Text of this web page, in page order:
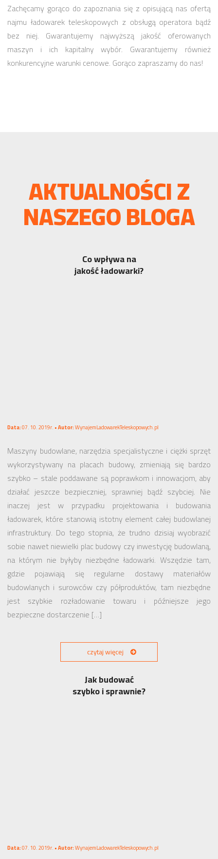
Zachęcamy gorąco do zapoznania się z opisującą nas ofertą
najmu ładowarek teleskopowych z obsługą operatora bądź
bez niej. Gwarantujemy najwyższą jakość oferowanych
maszyn i ich kapitalny wybór. Gwarantujemy również
konkurencyjne warunki cenowe. Gorąco zapraszamy do nas!
AKTUALNOŚCI Z
NASZEGO BLOGA
Co wpływa na
jakość ładowarki?
Data:07. 10. 2019r. •Autor:WynajemLadowarekTeleskopowych.pl
Maszyny budowlane, narzędzia specjalistyczne i ciężki sprzęt
wykorzystywany na placach budowy, zmieniają się bardzo
szybko – stale poddawane są poprawkom i innowacjom, aby
działać jeszcze bezpieczniej, sprawniej bądź szybciej. Nie
inaczej jest w przypadku projektowania i budowania
ładowarek, które stanowią istotny element całej budowlanej
infrastruktury. Do tego stopnia, że trudno dzisiaj wyobrazić
sobie nawet niewielki plac budowy czy inwestycję budowlaną,
na którym nie byłyby niezbędne ładowarki. Wszędzie tam,
gdzie pojawiają się regularne dostawy materiałów
budowlanych i surowców czy półproduktów, tam niezbędne
jest szybkie rozładowanie towaru i późniejsze jego
bezpieczne dostarczenie […]
czytaj więcej
Jak budować
szybko i sprawnie?
Data:07. 10. 2019r. •Autor:WynajemLadowarekTeleskopowych.pl